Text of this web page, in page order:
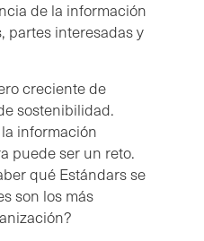
de la información
partes interesadas y
creciente de
sostenibilidad.
información
puede ser un reto.
qué Estándars se
son los más